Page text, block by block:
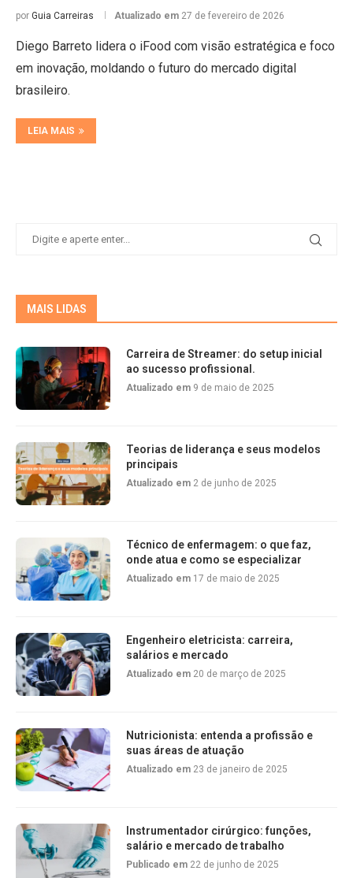
por Guia Carreiras Atualizado em 27 de fevereiro de 2026
Diego Barreto lidera o iFood com visão estratégica e foco
em inovação, moldando o futuro do mercado digital
brasileiro.
LEIA MAIS
MAIS LIDAS
Carreira de Streamer: do setup inicial
ao sucesso profissional.
Atualizado em 9 de maio de 2025
Teorias de liderança e seus modelos
principais
Atualizado em 2 de junho de 2025
Técnico de enfermagem: o que faz,
onde atua e como se especializar
Atualizado em 17 de maio de 2025
Engenheiro eletricista: carreira,
salários e mercado
Atualizado em 20 de março de 2025
Nutricionista: entenda a profissão e
suas áreas de atuação
Atualizado em 23 de janeiro de 2025
Instrumentador cirúrgico: funções,
salário e mercado de trabalho
Publicado em 22 de junho de 2025